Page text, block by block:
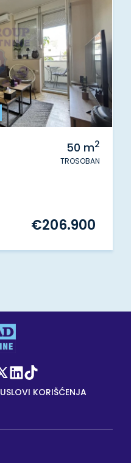
50 m2
TROSOBAN
€206.900
USLOVI KORIŠĆENJA